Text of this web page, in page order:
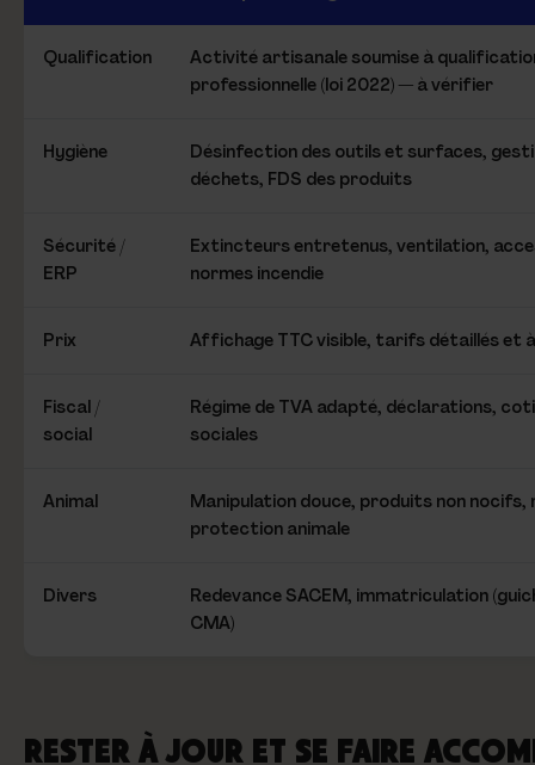
Qualification
Activité artisanale soumise à
professionnelle (loi 2022) — à vérifier
Hygiène
Désinfection des outils et surfaces,
déchets, FDS des produits
Sécurité /
ERP
Extincteurs entretenus, ventilation,
normes incendie
Prix Affichage TTC visible, tarifs détaillés et
Fiscal /
social
Régime de TVA adapté, déclarations,
sociales
Animal
Manipulation douce, produits non nocifs,
protection animale
Divers
Redevance SACEM, immatriculation
CMA)
RESTER À JOUR ET SE FAIRE